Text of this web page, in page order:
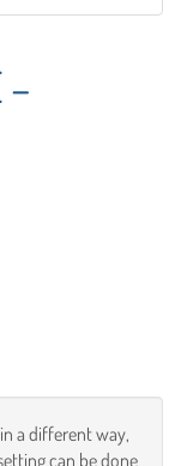
a different way,
can be done